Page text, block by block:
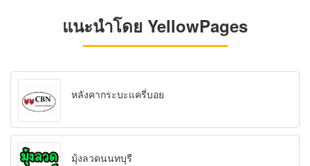
แนะนำโดย YellowPages
หลังคากระบะแครี่บอย
มุ้งลวดนนทบุรี